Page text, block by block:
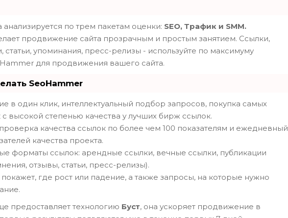
по трем пакетам оценки: SEO, Трафик и SMM.
продвижение сайта прозрачным и простым занятием. Ссылки,
статьи, упоминания, пресс-релизы - используйте по максимуму
для продвижения вашего сайта.
SeoHammer
в один клик, интеллектуальный подбор запросов, покупка самых
высокой степенью качества у лучших бирж ссылок.
качества ссылок по более чем 100 показателям и ежедневный
качества проекта.
форматы ссылок: арендные ссылки, вечные ссылки, публикации
отзывы, статьи, пресс-релизы).
где рост или падение, а также запросы, на которые нужно
предоставляет технологию Буст, она ускоряет продвижение в